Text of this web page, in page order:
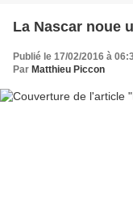
La Nascar noue
Publié le 17/02/2016 à
Par Matthieu Piccon